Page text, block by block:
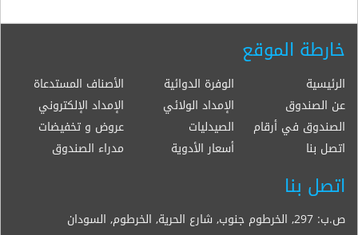
خارطة الموقع
الرئيسية الوفرة الدوائية
الأصناف المستدعاة
عن الصندوق
الإمداد الولائي
الإمداد الإلكتروني
الصندوق في أرقام
الصيدليات
عروض و تخفيضات
اتصل بنا
أسعار الأدوية مدراء الصندوق
اتصل بنا
ص.ب: 297, الخرطوم جنوب, شارع الحرية, الخرطوم, السودان